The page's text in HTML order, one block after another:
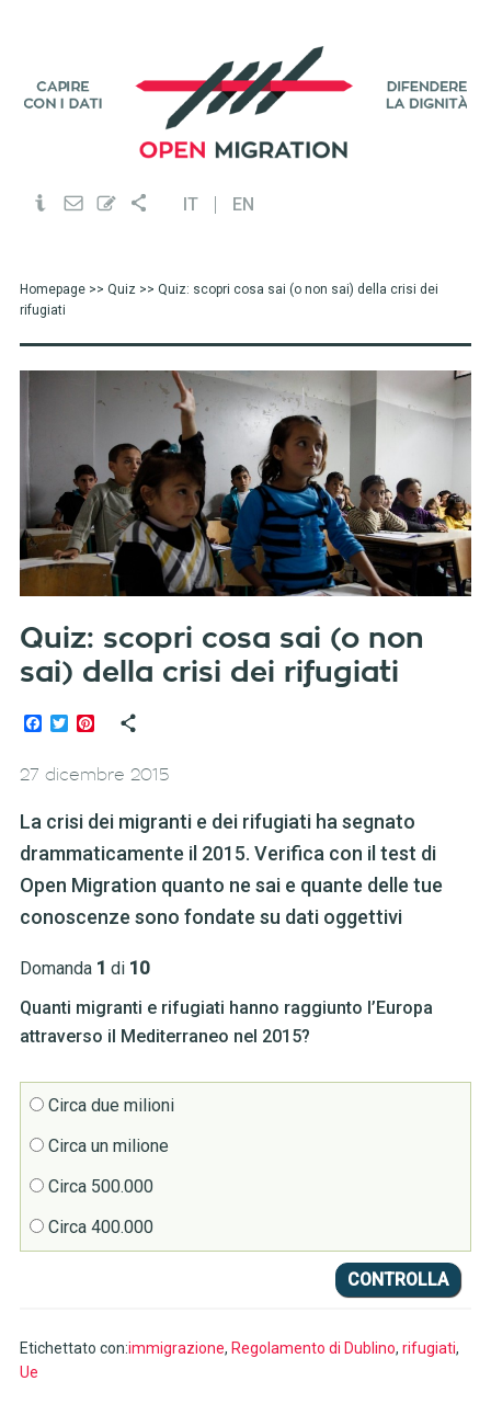
IT EN
Homepage>> Quiz>> Quiz: scopri cosa sai (o non sai) della crisi dei
rifugiati
Quiz: scopri cosa sai (o non
sai) della crisi dei rifugiati
Facebook
TwitterPinterest
27 dicembre 2015
La crisi dei migranti e dei rifugiati ha segnato
drammaticamente il 2015. Verifica con il test di
Open Migration quanto ne sai e quante delle tue
conoscenze sono fondate su dati oggettivi
Domanda 1 di 10
Quanti migranti e rifugiati hanno raggiunto l’Europa
attraverso il Mediterraneo nel 2015?
Circa due milioni
Circa un milione
Circa 500.000
Circa 400.000
Etichettato con:immigrazione, Regolamento di Dublino, rifugiati,
Ue